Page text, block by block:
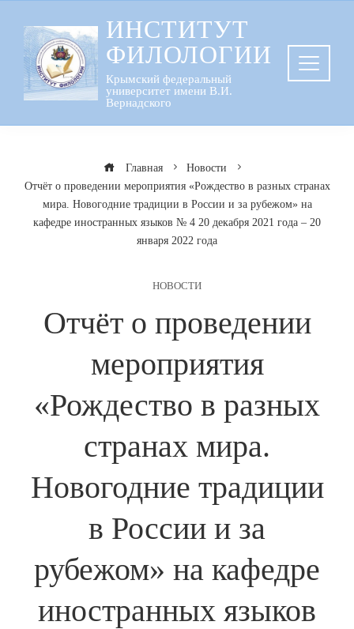
содержанию
ИНСТИТУТ
ФИЛОЛОГИИ
Крымский федеральный
университет имени В.И.
Вернадского
Главная
Новости
Отчёт о проведении мероприятия «Рождество в разных странах
мира. Новогодние традиции в России и за рубежом» на
кафедре иностранных языков № 4 20 декабря 2021 года – 20
января 2022 года
НОВОСТИ
Отчёт о проведении
мероприятия
«Рождество в разных
странах мира.
Новогодние традиции
в России и за
рубежом» на кафедре
иностранных языков